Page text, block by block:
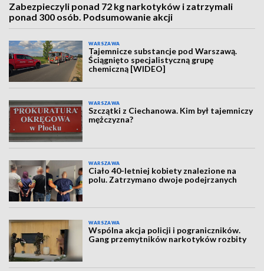
Zabezpieczyli ponad 72 kg narkotyków i zatrzymali
ponad 300 osób. Podsumowanie akcji
WARSZAWA
Tajemnicze substancje pod Warszawą.
Ściągnięto specjalistyczną grupę
chemiczną [WIDEO]
WARSZAWA
Szczątki z Ciechanowa. Kim był tajemniczy
mężczyzna?
WARSZAWA
Ciało 40-letniej kobiety znalezione na
polu. Zatrzymano dwoje podejrzanych
WARSZAWA
Wspólna akcja policji i pograniczników.
Gang przemytników narkotyków rozbity